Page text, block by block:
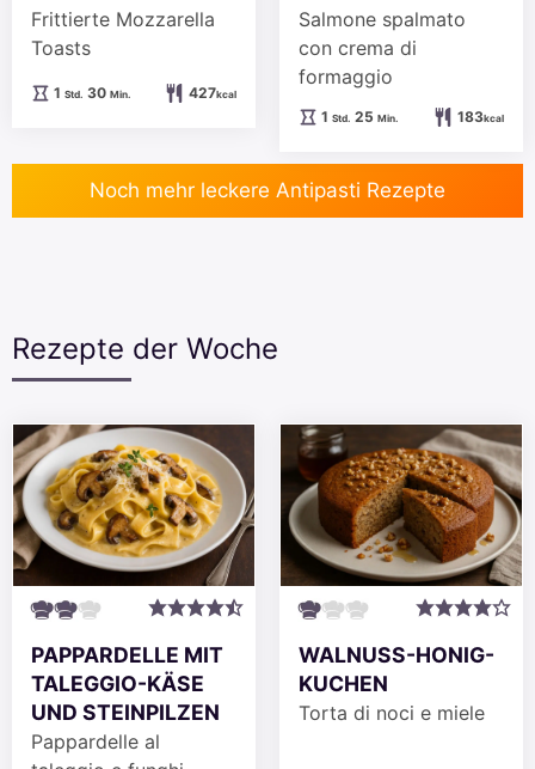
Frittierte Mozzarella
Toasts
1Stunde
Std. 30Minuten
Min. 427kcal
Salmone spalmato
con crema di
formaggio
1Stunde
Std. 25Minuten
Min. 183kcal
Noch mehr leckere Antipasti Rezepte
Rezepte der Woche
PAPPARDELLE MIT
TALEGGIO-KÄSE
UND STEINPILZEN
Pappardelle al
WALNUSS-HONIG-
KUCHEN
Torta di noci e miele